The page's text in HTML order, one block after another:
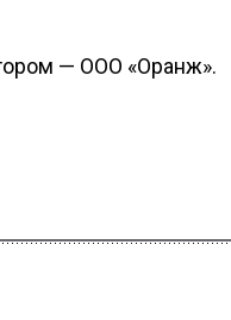
— ООО «Оранж».